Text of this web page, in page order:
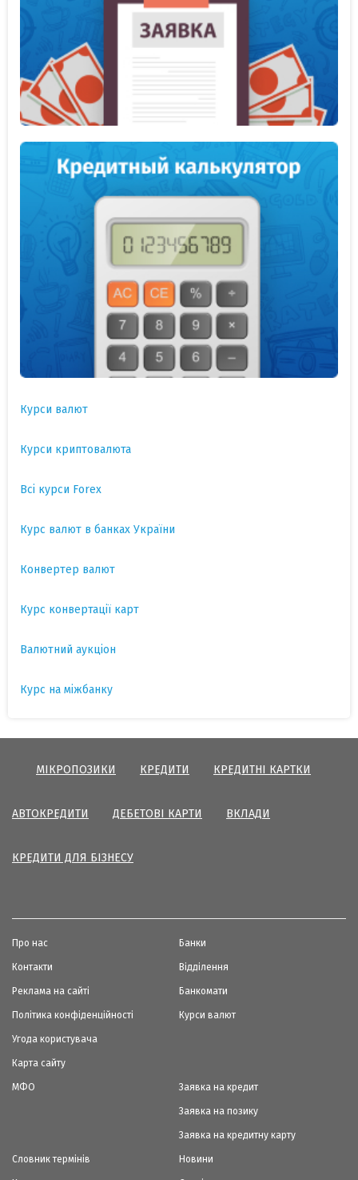
Курси валют
Курси криптовалюта
Всі курси Forex
Курс валют в банках України
Конвертер валют
Курс конвертації карт
Валютний аукціон
Курс на міжбанку
МІКРОПОЗИКИ КРЕДИТИ КРЕДИТНІ КАРТКИ
АВТОКРЕДИТИ ДЕБЕТОВІ КАРТИ ВКЛАДИ
КРЕДИТИ ДЛЯ БІЗНЕСУ
Про нас
Контакти
Реклама на сайті
Політика конфіденційності
Угода користувача
Карта сайту
Банки
Відділення
Банкомати
Курси валют
МФО Заявка на кредит
Заявка на позику
Заявка на кредитну карту
Словник термінів Новини